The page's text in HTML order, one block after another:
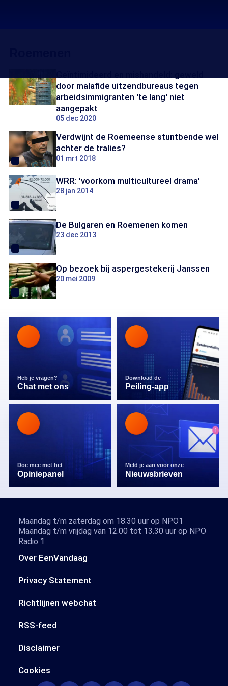
door malafide uitzendbureaus tegen
arbeidsimmigranten 'te lang' niet
aangepakt
05 dec 2020
Verdwijnt de Roemeense stuntbende wel
achter de tralies?
01 mrt 2018
WRR: 'voorkom multicultureel drama'
28 jan 2014
De Bulgaren en Roemenen komen
23 dec 2013
Op bezoek bij aspergestekerij Janssen
20 mei 2009
Heb je vragen?
Chat met ons
Download de
Peiling-app
Doe mee met het
Opiniepanel
Meld je aan voor onze
Nieuwsbrieven
Over EenVandaag
Privacy Statement
Richtlijnen webchat
RSS-feed
Disclaimer
Cookies
Maandag t/m zaterdag om 18.30 uur op NPO1
Maandag t/m vrijdag van 12.00 tot 13.30 uur op NPO
Radio 1